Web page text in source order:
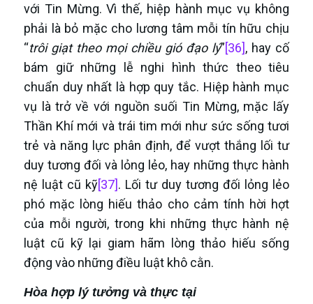
với Tin Mừng. Vì thế, hiệp hành mục vụ không
phải là bỏ mặc cho lương tâm mỗi tín hữu chịu
“trôi giạt theo mọi chiều gió đạo lý”[36], hay cố
bám giữ những lễ nghi hình thức theo tiêu
chuẩn duy nhất là hợp quy tắc. Hiệp hành mục
vụ là trở về với nguồn suối Tin Mừng, mặc lấy
Thần Khí mới và trái tim mới như sức sống tươi
trẻ và năng lực phân định, để vượt thắng lối tư
duy tương đối và lỏng lẻo, hay những thực hành
nệ luật cũ kỹ[37]. Lối tư duy tương đối lỏng lẻo
phó mặc lòng hiếu thảo cho cảm tính hời hợt
của mỗi người, trong khi những thực hành nệ
luật cũ kỹ lại giam hãm lòng thảo hiếu sống
động vào những điều luật khô cằn.
Hòa hợp lý tưởng và thực tại